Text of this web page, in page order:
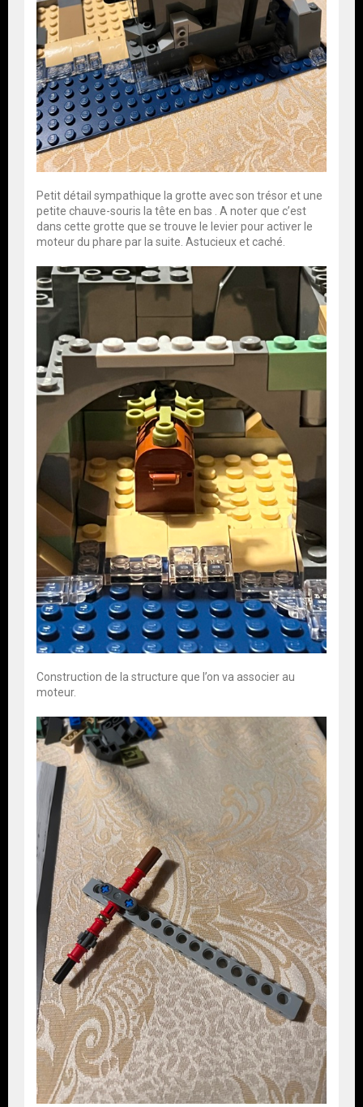
Petit détail sympathique la grotte avec son trésor et une
petite chauve-souris la tête en bas . A noter que c’est
dans cette grotte que se trouve le levier pour activer le
moteur du phare par la suite. Astucieux et caché.
Construction de la structure que l’on va associer au
moteur.